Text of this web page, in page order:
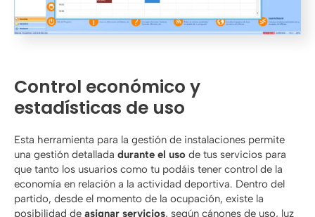
Control económico y
estadísticas de uso
Esta herramienta para la gestión de instalaciones permite
una gestión detallada durante el uso de tus servicios para
que tanto los usuarios como tu podáis tener control de la
economía en relación a la actividad deportiva. Dentro del
partido, desde el momento de la ocupación, existe la
posibilidad de asignar servicios, según cánones de uso, luz